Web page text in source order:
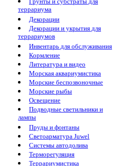
террариума
Декорации
Декорации и укрытия для
террариумов
Инвентарь для обслуживания
Кормление
Литература и видео
Морская аквариумистика
Морские беспозвоночные
Морские рыбы
Освещение
Подводные светильники и
лампы
Пруды и фонтаны
Светоарматура Juwel
Системы автодолива
Терморегуляция
Террариумистика